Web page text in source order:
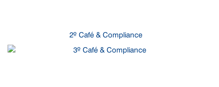
2º Café & Compliance